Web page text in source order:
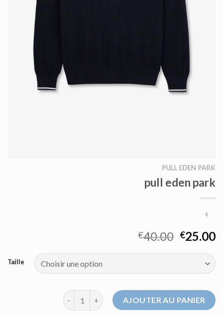
PULL EDEN PARK
pull eden park
€40.00 €25.00
Taille
quantité de pull eden parkAJOUTER AU PANIER